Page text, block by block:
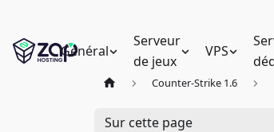
Général
Serveur
de jeux
VPS
Counter-Strike 1.6
Sur cette page